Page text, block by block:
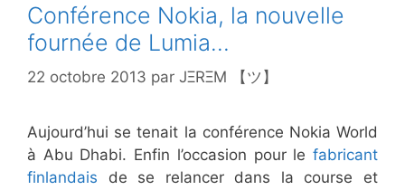
Conférence Nokia, la nouvelle
fournée de Lumia…
22 octobre 2013 par JΞRΞM 【ツ】
Aujourd’hui se tenait la conférence Nokia World
à Abu Dhabi. Enfin l’occasion pour le fabricant
finlandais de se relancer dans la course et